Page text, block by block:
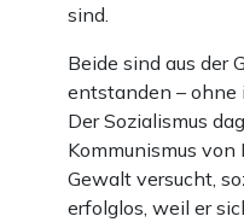
sind.
Beide sind aus der
entstanden – ohne
Der Sozialismus
Kommunismus
Gewalt versucht,
erfolglos, weil er